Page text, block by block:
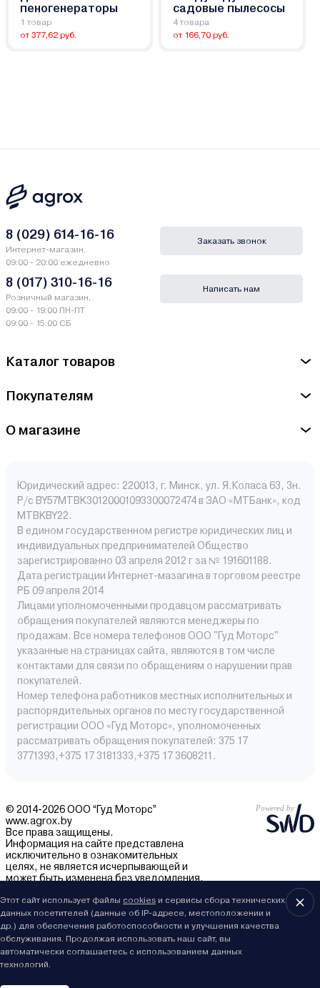
пеногенераторы
1 товар
от 377,62 руб.
садовые пылесосы
4 товара
от 166,70 руб.
Этот сайт использует файлы cookies и сервисы сбора технических
данных посетителей (данные об IP-адресе, местоположении и
др.) для обеспечения работоспособности и улучшения качества
обслуживания. Продолжая использовать наш сайт, вы
автоматически соглашаетесь с использованием данных
технологий.
Каталог товаров
Покупателям
О магазине
Юридический адрес: 220013, г. Минск, ул. Я.Коласа 63, 3н.
Р/с BY57MTBK30120001093300072474 в ЗАО «МТБанк», код
MTBKBY22.
В едином государственном регистре юридических лиц и
индивидуальных предпринимателей Общество
зарегистрированно 03 апреля 2012 г за № 191601188.
Дата регистрации Интернет-мазагина в торговом реестре
РБ 09 апреля 2014
Лицами уполномоченными продавцом рассматривать
обращения покупателей являются менеджеры по
продажам. Все номера телефонов ООО "Гуд Моторс"
указанные на страницах сайта, являются в том числе
контактами для связи по обращениям о нарушении прав
покупателей.
Номер телефона работников местных исполнительных и
распорядительных органов по месту государственной
регистрации ООО «Гуд Моторс», уполномоченных
рассматривать обращения покупателей: 375 17
3771393,+375 17 3181333,+375 17 3608211.
8 (029) 614-16-16
Интернет-магазин,
09:00 - 20:00 ежедневно
8 (017) 310-16-16
Розничный магазин,
09:00 - 19:00 ПН-ПТ
09:00 - 15:00 СБ
Заказать звонок
Написать нам
© 2014-2026 ООО “Гуд Моторс”
www.agrox.by
Все права защищены.
Информация на сайте представлена
исключительно в ознакомительных
целях, не является исчерпывающей и
может быть изменена без уведомления.
За подробностями обращайтесь в отдел
продаж.